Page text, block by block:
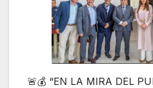
🚨💰 “EN LA MIRA DEL